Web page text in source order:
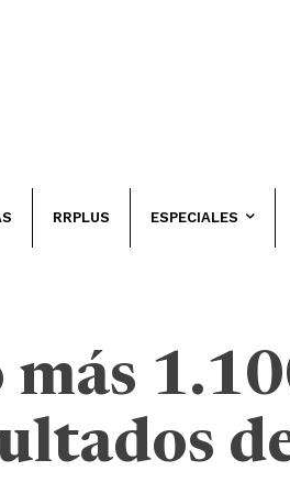
RRPLUS ESPECIALES